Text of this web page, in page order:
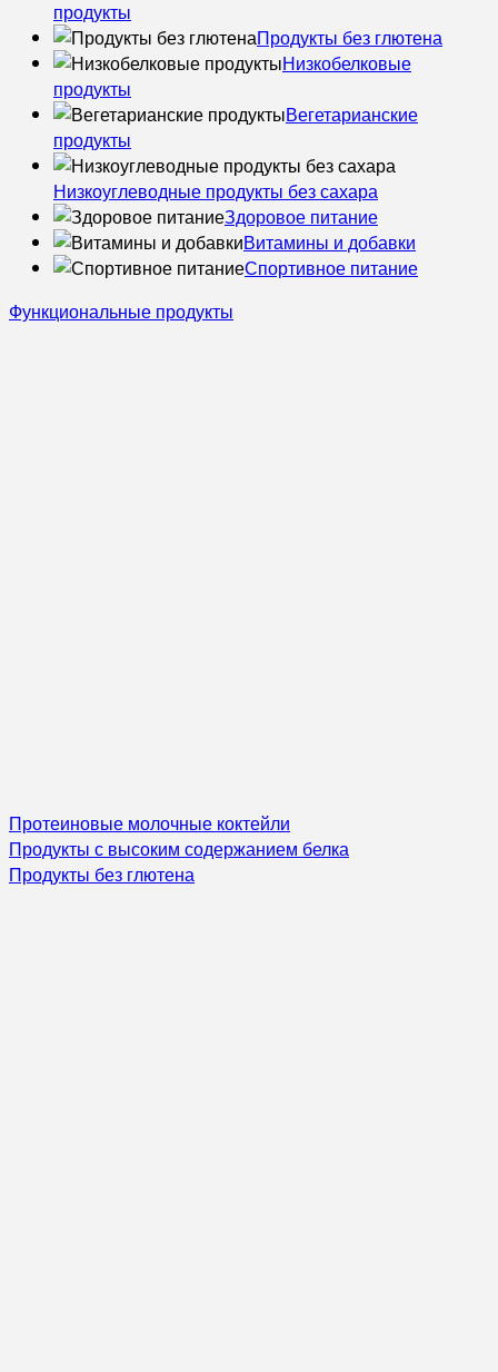
продукты
Продукты без глютена
Низкобелковые
продукты
Вегетарианские
продукты
Низкоуглеводные продукты без сахара
Здоровое питание
Витамины и добавки
Спортивное питание
Функциональные продукты
Протеиновые молочные коктейли
Продукты с высоким содержанием белка
Продукты без глютена